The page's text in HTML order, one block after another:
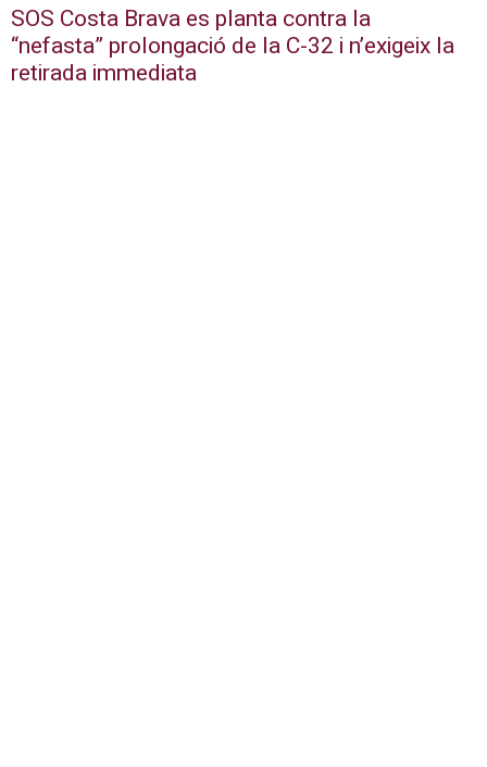
SOS Costa Brava es planta contra la
“nefasta” prolongació de la C-32 i n’exigeix la
retirada immediata